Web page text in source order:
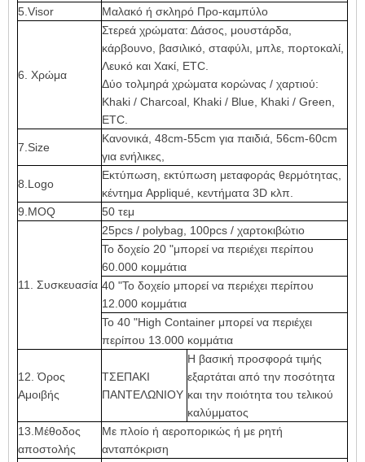
5.Visor
Μαλακό ή σκληρό Προ-καμπύλο
6. Χρώμα
Στερεά χρώματα: Δάσος, μουστάρδα,
κάρβουνο, βασιλικό, σταφύλι, μπλε, πορτοκαλί,
Λευκό και Χακί, ETC.
Δύο τολμηρά χρώματα κορώνας / χαρτιού:
Khaki / Charcoal, Khaki / Blue, Khaki / Green,
ETC.
7.Size
Κανονικά, 48cm-55cm για παιδιά, 56cm-60cm
για ενήλικες,
8.Logo
Εκτύπωση, εκτύπωση μεταφοράς θερμότητας,
κέντημα Appliqué, κεντήματα 3D κλπ.
9.MOQ
50 τεμ
11. Συσκευασία
25pcs / polybag, 100pcs / χαρτοκιβώτιο
Το δοχείο 20 "μπορεί να περιέχει περίπου
60.000 κομμάτια
40 "Το δοχείο μπορεί να περιέχει περίπου
12.000 κομμάτια
Το 40 "High Container μπορεί να περιέχει
περίπου 13.000 κομμάτια
12. Όρος
Αμοιβής
ΤΣΕΠΑΚΙ
ΠΑΝΤΕΛΩΝΙΟΥ
Η βασική προσφορά τιμής
εξαρτάται από την ποσότητα
και την ποιότητα του τελικού
καλύμματος
13.Μέθοδος
αποστολής
Με πλοίο ή αεροπορικώς ή με ρητή
ανταπόκριση